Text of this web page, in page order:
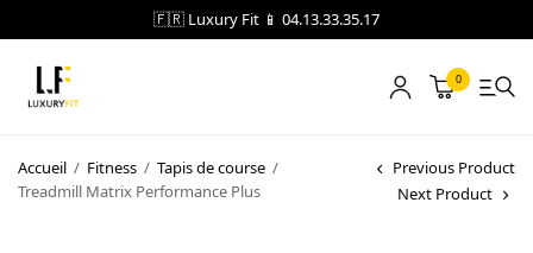
🇫🇷 Luxury Fit 📱 04.13.33.35.17
0
Accueil / Fitness / Tapis de course /
Treadmill Matrix Performance Plus
Previous Product
Next Product
LOCATION